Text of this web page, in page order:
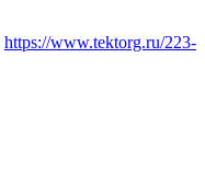
https://www.tektorg.ru/223-